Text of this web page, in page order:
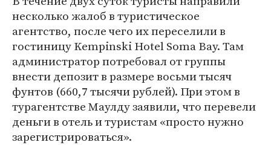
несколько жалоб в туристическое
агентство, после чего их переселили в
гостиницу Kempinski Hotel Soma Bay. Там
администратор потребовал от группы
внести депозит в размере восьми тысяч
фунтов (660,7 тысячи рублей). При этом в
турагентстве Маулду заявили, что перевели
деньги в отель и туристам «просто нужно
зарегистрироваться».